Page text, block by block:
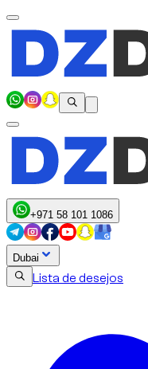
+971 58 101 1086
Dubai
Lista de desejos